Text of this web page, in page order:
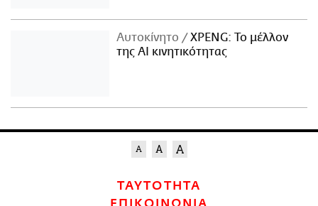
Αυτοκίνητο
XPENG: Το μέλλον
της AI κινητικότητας
ΤΑΥΤΟΤΗΤΑ